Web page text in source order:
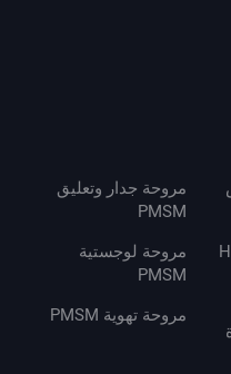
مروحة جدار وتعليق
PMSM
مروحة لوجستية
PMSM
مروحة تهوية PMSM